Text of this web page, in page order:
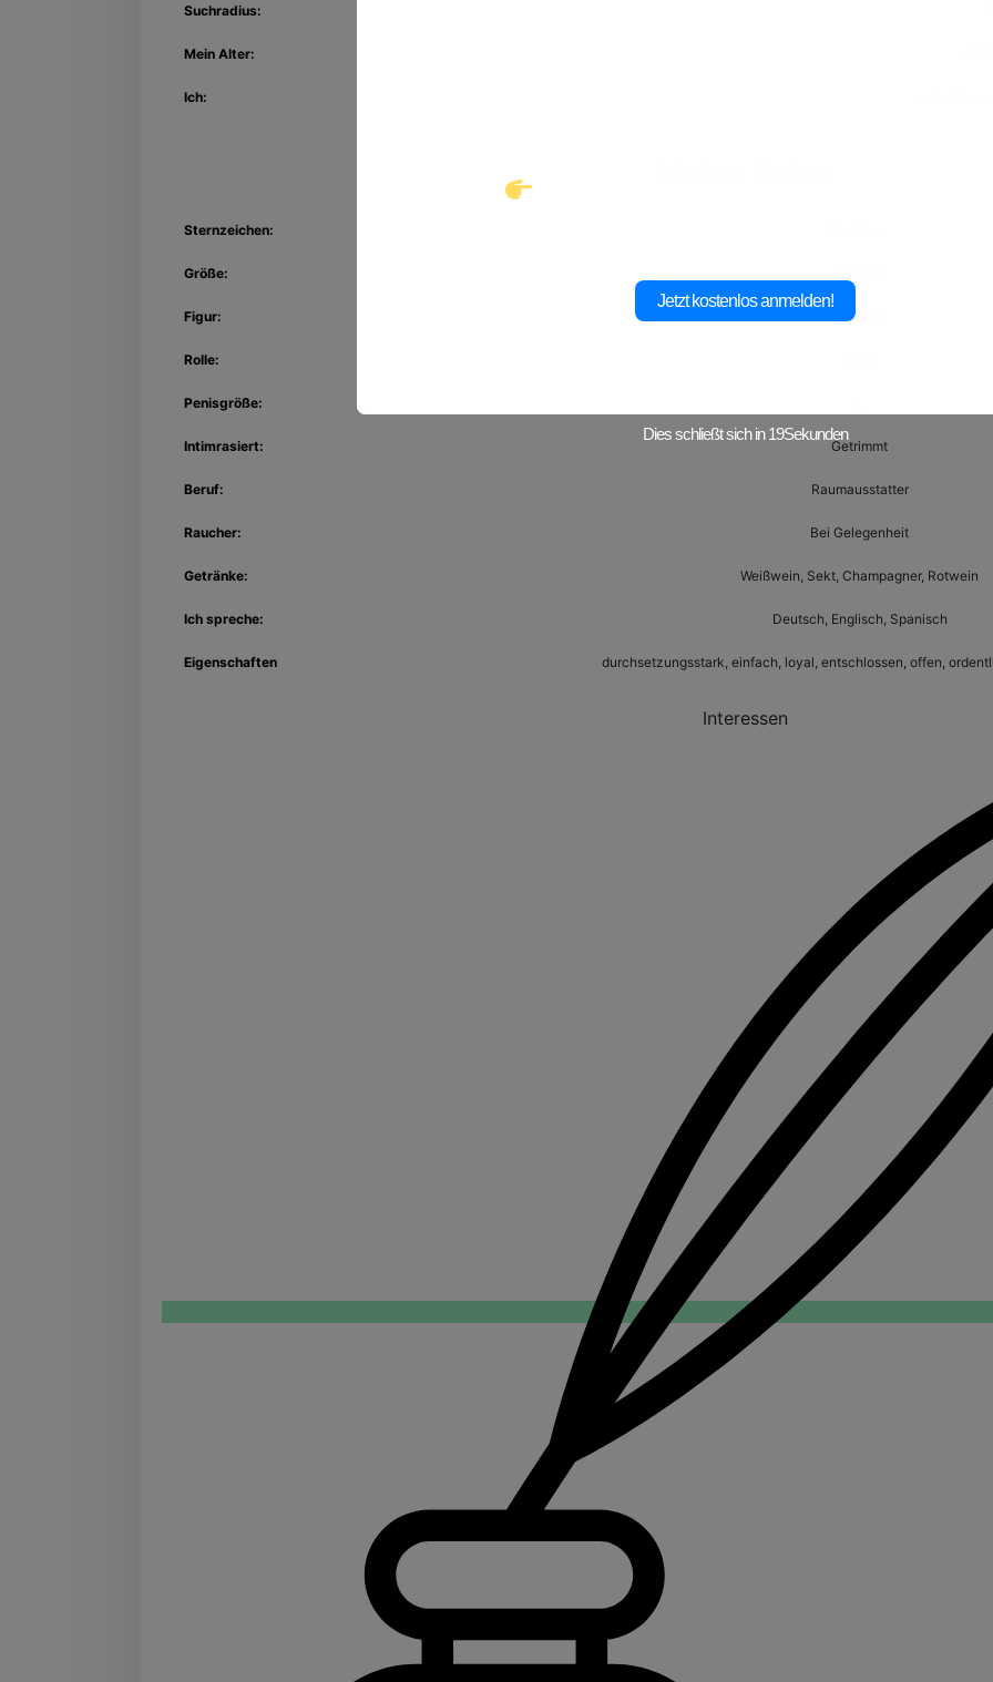
Suchradius:
Mein Alter:
Ich:
Sternzeichen:
Größe:
Figur: Sportlich
Rolle:
Penisgröße:
Intimrasiert: Getrimmt
Beruf: Raumausstatter
Raucher: Bei Gelegenheit
Getränke: Weißwein, Sekt, Champagner, Rotwein
Ich spreche: Deutsch, Englisch, Spanisch
Eigenschaften durchsetzungsstark, einfach, loyal, entschlossen, offen,
Interessen
Jetzt kostenlos anmelden!
Dies schließt sich in17Sekunden